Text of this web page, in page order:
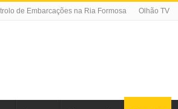
de Embarcações na Ria Formosa Olhão TV